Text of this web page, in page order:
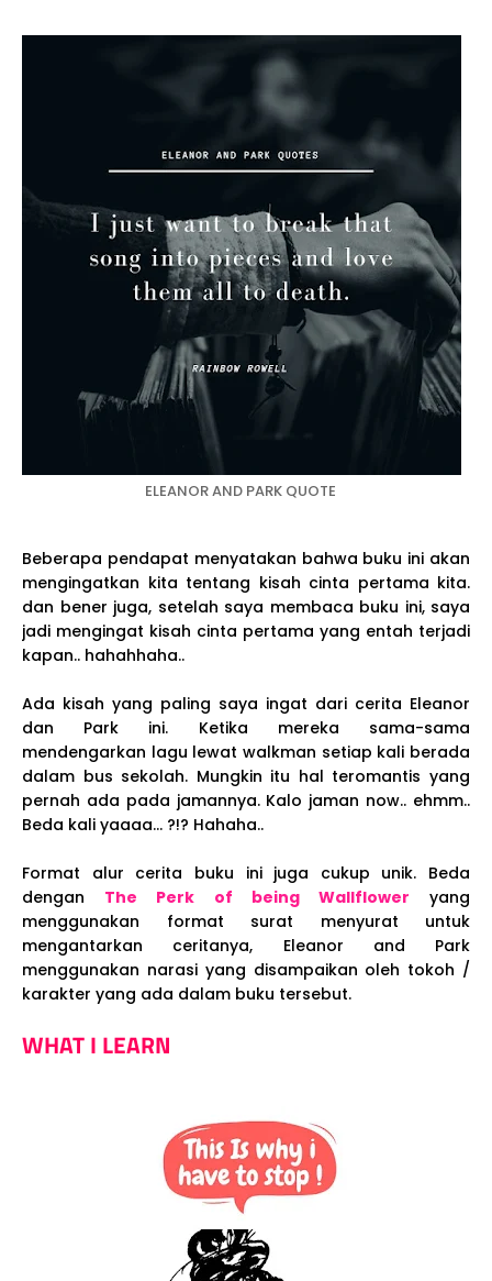
ELEANOR AND PARK QUOTE
Beberapa pendapat menyatakan bahwa buku ini akan
mengingatkan kita tentang kisah cinta pertama kita.
dan bener juga, setelah saya membaca buku ini, saya
jadi mengingat kisah cinta pertama yang entah terjadi
kapan.. hahahhaha..
Ada kisah yang paling saya ingat dari cerita Eleanor
dan Park ini. Ketika mereka sama-sama
mendengarkan lagu lewat walkman setiap kali berada
dalam bus sekolah. Mungkin itu hal teromantis yang
pernah ada pada jamannya. Kalo jaman now.. ehmm..
Beda kali yaaaa... ?!? Hahaha..
Format alur cerita buku ini juga cukup unik. Beda
dengan The Perk of being Wallflower yang
menggunakan format surat menyurat untuk
mengantarkan ceritanya, Eleanor and Park
menggunakan narasi yang disampaikan oleh tokoh /
karakter yang ada dalam buku tersebut.
WHAT I LEARN